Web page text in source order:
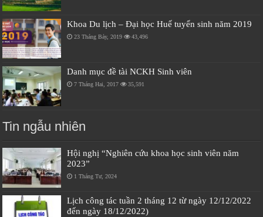
Khoa Du lịch – Đại học Huế tuyển sinh năm 2019
23 Tháng Bảy, 2019 43,496
Danh mục đề tài NCKH Sinh viên
7 Tháng Hai, 2017 35,591
Tin ngẫu nhiên
Hội nghị “Nghiên cứu khoa học sinh viên năm
2023”
1 Tháng Tư, 2024
Lịch công tác tuần 2 tháng 12 từ ngày 12/12/2022
đến ngày 18/12/2022)